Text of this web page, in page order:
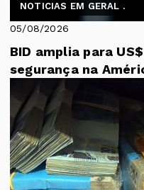
NOTICIAS EM GERAL .
05/08/2026
BID amplia para
segurança na